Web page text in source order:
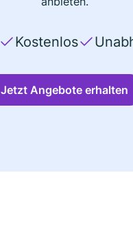
Kostenlos
Jetzt Angebote erhalten